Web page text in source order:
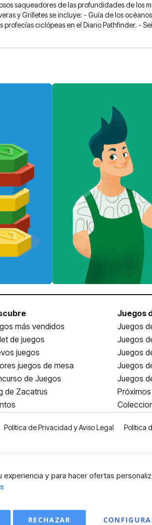
saqueadores de las profundidades de los
y Grilletes se incluye: - Guía de los
ciclópeas en el Diario Pathfinder. -
más vendidos
de juegos
juegos
juegos de mesa
de Juegos
de Zacatrus
Juegos
Juegos
Juegos
Juegos
Juegos
Juegos
Política de Privacidad y Aviso Legal Política
y para hacer ofertas
RECHAZAR